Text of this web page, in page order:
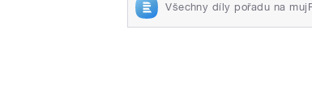
Všechny díly pořadu na